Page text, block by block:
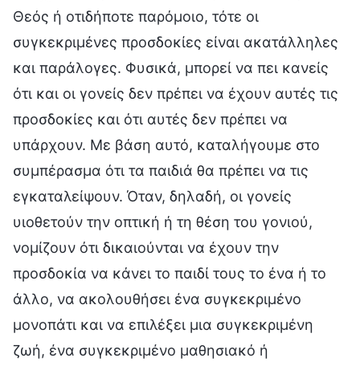
Θεός ή οτιδήποτε παρόμοιο, τότε οι
συγκεκριμένες προσδοκίες είναι ακατάλληλες
και παράλογες. Φυσικά, μπορεί να πει κανείς
ότι και οι γονείς δεν πρέπει να έχουν αυτές τις
προσδοκίες και ότι αυτές δεν πρέπει να
υπάρχουν. Με βάση αυτό, καταλήγουμε στο
συμπέρασμα ότι τα παιδιά θα πρέπει να τις
εγκαταλείψουν. Όταν, δηλαδή, οι γονείς
υιοθετούν την οπτική ή τη θέση του γονιού,
νομίζουν ότι δικαιούνται να έχουν την
προσδοκία να κάνει το παιδί τους το ένα ή το
άλλο, να ακολουθήσει ένα συγκεκριμένο
μονοπάτι και να επιλέξει μια συγκεκριμένη
ζωή, ένα συγκεκριμένο μαθησιακό ή